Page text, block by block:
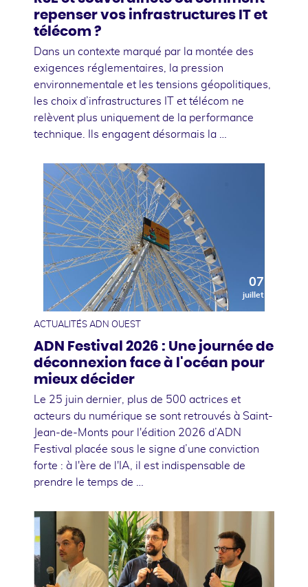
repenser vos infrastructures IT et
télécom ?
Dans un contexte marqué par la montée des
exigences réglementaires, la pression
environnementale et les tensions géopolitiques,
les choix d’infrastructures IT et télécom ne
relèvent plus uniquement de la performance
technique. Ils engagent désormais la …
07
juillet
ACTUALITÉS ADN OUEST
ADN Festival 2026 : Une journée de
déconnexion face à l'océan pour
mieux décider
Le 25 juin dernier, plus de 500 actrices et
acteurs du numérique se sont retrouvés à Saint-
Jean-de-Monts pour l'édition 2026 d’ADN
Festival placée sous le signe d’une conviction
forte : à l'ère de l'IA, il est indispensable de
prendre le temps de …